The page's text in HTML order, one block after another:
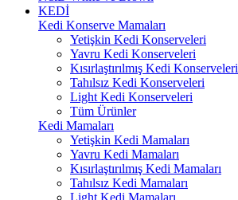
KEDİ
Kedi Konserve Mamaları
Yetişkin Kedi Konserveleri
Yavru Kedi Konserveleri
Kısırlaştırılmış Kedi Konserveleri
Tahılsız Kedi Konserveleri
Light Kedi Konserveleri
Tüm Ürünler
Kedi Mamaları
Yetişkin Kedi Mamaları
Yavru Kedi Mamaları
Kısırlaştırılmış Kedi Mamaları
Tahılsız Kedi Mamaları
Light Kedi Mamaları